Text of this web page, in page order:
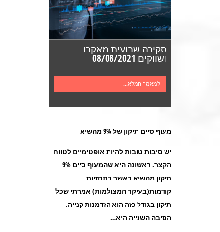
סקירה שבועית מאקרו
ושווקים 08/08/2021
למאמר המלא...
מעוף סיים תיקון של 9% מהשיא
יש סיבות טובות להיות אופטימיים לטווח
הקצר. ראשונה היא שהמעוף סיים 9%
תיקון מהשיא כאשר בתחזיות
קודמות(בעיקר המצולמות) אמרתי שכל
תיקון בגודל כזה הוא הזדמנות קנייה.
הסיבה השנייה היא…